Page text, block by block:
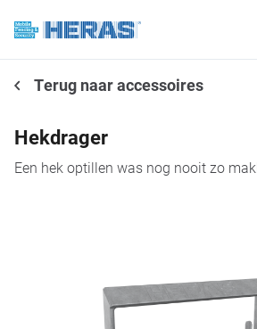
Waarom Heras Mobile?
Producten
Kennisbank
Terug naar accessoires
Hekdrager
Een hek optillen was nog nooit zo